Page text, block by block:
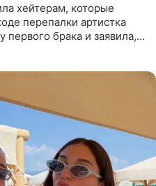
хейтерам, которые
перепалки артистка
первого брака и заявила,